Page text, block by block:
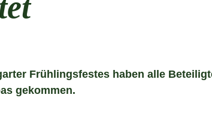
Frühlingsfestes haben alle
gekommen.